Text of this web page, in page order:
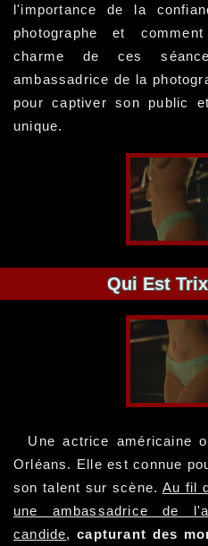
l'importance de la
photographe et
charme de ces
ambassadrice de la
pour captiver son public
unique.
Qui Est
Une actrice américaine
Orléans. Elle est connue
son talent sur scène. Au fil
une ambassadrice de
candide, capturant des